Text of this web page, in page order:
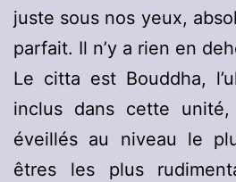
juste sous nos yeux,
parfait. Il n’y a rien en
Le citta est Bouddha,
inclus dans cette
éveillés au niveau le
êtres les plus